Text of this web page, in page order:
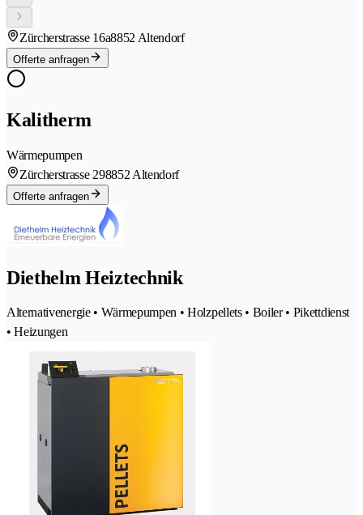
Zürcherstrasse 16a8852 Altendorf
Offerte anfragen
Kalitherm
Wärmepumpen
Zürcherstrasse 298852 Altendorf
Offerte anfragen
Diethelm Heiztechnik
Alternativenergie • Wärmepumpen • Holzpellets • Boiler • Pikettdienst
• Heizungen